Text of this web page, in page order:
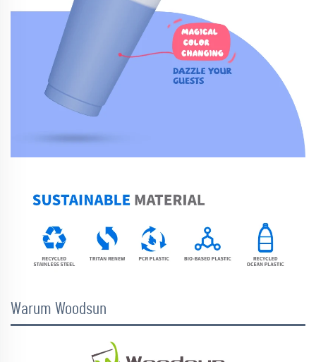
Warum Woodsun